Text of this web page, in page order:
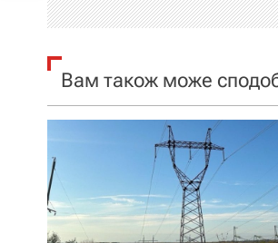
я
з
а
и
с
Вам також може